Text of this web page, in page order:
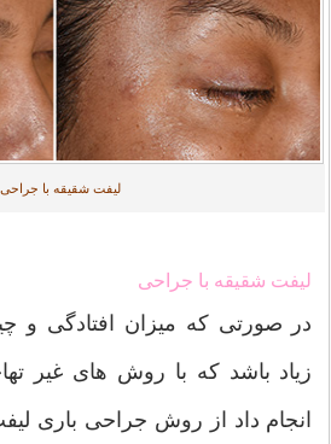
لیفت شقیقه با جراحی
لیفت شقیقه با جراحی
در صورتی که میزان افتادگی و
زیاد باشد که با روش های غیر
انجام داد از روش جراحی باری